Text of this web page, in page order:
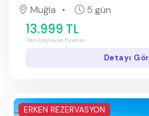
Muğla 5 gün
13.999 TL
'den başlayan fiyatlar
Detayı Gör
ERKEN REZERVASYON